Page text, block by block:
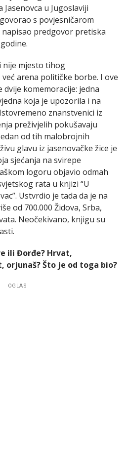
u Jugoslaviji
s povjesničarom
napisao predgovor pretiska
nije mjesto tihog
arena političke borbe. I ove
komemoracije: jedna
koja je upozorila i na
znanstvenici iz
preživjelih pokušavaju
od tih malobrojnih
glavu iz jasenovačke žice je
sjećanja na svirepe
logoru objavio odmah
rata u knjizi “U
Ustvrdio je tada da je na
od 700.000 Židova, Srba,
Neočekivano, knjigu su
ili Đorđe? Hrvat,
orjunaš? Što je od toga bio?
OGLAS